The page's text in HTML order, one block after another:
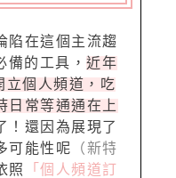
陷在這個主流趨
備的工具， 近年
立個人頻道，吃
日常等通通在上
！還因為展現了
可能性呢 （新特
照
「個人頻道訂